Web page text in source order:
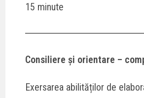
15 minute
Consiliere și orientare –
Exersarea abilităților de